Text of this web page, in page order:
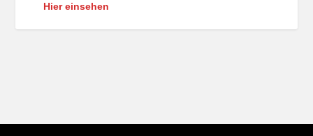
Hier einsehen